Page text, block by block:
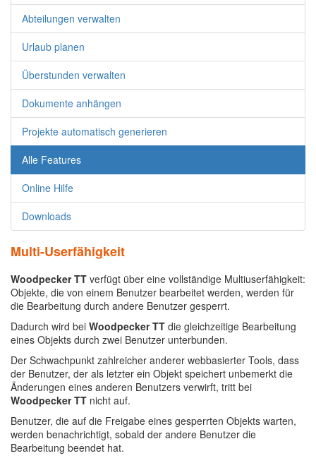
Abteilungen verwalten
Urlaub planen
Überstunden verwalten
Dokumente anhängen
Projekte automatisch generieren
Alle Features
Online Hilfe
Downloads
Multi-Userfähigkeit
Woodpecker TT verfügt über eine vollständige Multiuserfähigkeit:
Objekte, die von einem Benutzer bearbeitet werden, werden für
die Bearbeitung durch andere Benutzer gesperrt.
Dadurch wird bei Woodpecker TT die gleichzeitige Bearbeitung
eines Objekts durch zwei Benutzer unterbunden.
Der Schwachpunkt zahlreicher anderer webbasierter Tools, dass
der Benutzer, der als letzter ein Objekt speichert unbemerkt die
Änderungen eines anderen Benutzers verwirft, tritt bei
Woodpecker TT nicht auf.
Benutzer, die auf die Freigabe eines gesperrten Objekts warten,
werden benachrichtigt, sobald der andere Benutzer die
Bearbeitung beendet hat.